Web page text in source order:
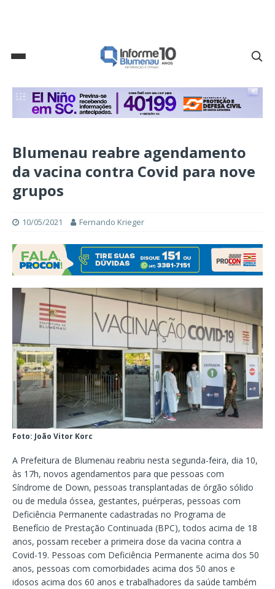
Blumenau reabre agendamento
da vacina contra Covid para nove
grupos
10/05/2021 Fernando Krieger
Foto: João Vitor Korc
A Prefeitura de Blumenau reabriu nesta segunda-feira, dia 10,
às 17h, novos agendamentos para que pessoas com
Síndrome de Down, pessoas transplantadas de órgão sólido
ou de medula óssea, gestantes, puérperas, pessoas com
Deficiência Permanente cadastradas no Programa de
Benefício de Prestação Continuada (BPC), todos acima de 18
anos, possam receber a primeira dose da vacina contra a
Covid-19. Pessoas com Deficiência Permanente acima dos 50
anos, pessoas com comorbidades acima dos 50 anos e
idosos acima dos 60 anos e trabalhadores da saúde também